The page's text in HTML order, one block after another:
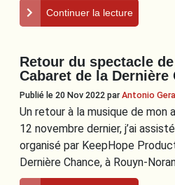
Continuer la lecture
Retour du spectacle
Cabaret de la Dernière
Publié le 20 Nov 2022 parAntonio
Un retour à la musique de mon
12 novembre dernier, j’ai
organisé par KeepHope
Dernière Chance, à Rouyn-